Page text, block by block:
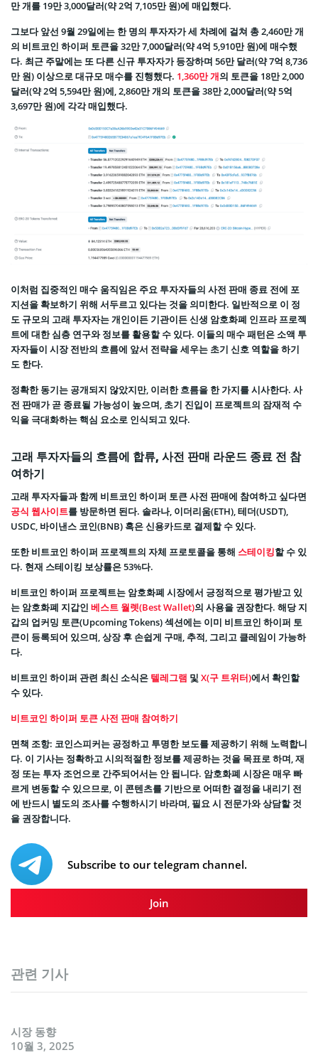
만 개를 19만 3,000달러(약 2억 7,105만 원)에 매입했다.
그보다 앞선 9월 29일에는 한 명의 투자자가 세 차례에 걸쳐 총 2,460만 개
의 비트코인 하이퍼 토큰을 32만 7,000달러(약 4억 5,910만 원)에 매수했
다. 최근 주말에는 또 다른 신규 투자자가 등장하며 56만 달러(약 7억 8,736
만 원) 이상으로 대규모 매수를 진행했다. 1,360만 개의 토큰을 18만 2,000
달러(약 2억 5,594만 원)에, 2,860만 개의 토큰을 38만 2,000달러(약 5억
3,697만 원)에 각각 매입했다.
이처럼 집중적인 매수 움직임은 주요 투자자들의 사전 판매 종료 전에 포
지션을 확보하기 위해 서두르고 있다는 것을 의미한다. 일반적으로 이 정
도 규모의 고래 투자자는 개인이든 기관이든 신생 암호화폐 인프라 프로젝
트에 대한 심층 연구와 정보를 활용할 수 있다. 이들의 매수 패턴은 소액 투
자자들이 시장 전반의 흐름에 앞서 전략을 세우는 초기 신호 역할을 하기
도 한다.
정확한 동기는 공개되지 않았지만, 이러한 흐름을 한 가지를 시사한다. 사
전 판매가 곧 종료될 가능성이 높으며, 초기 진입이 프로젝트의 잠재적 수
익을 극대화하는 핵심 요소로 인식되고 있다.
고래 투자자들의 흐름에 합류, 사전 판매 라운드 종료 전 참
여하기
고래 투자자들과 함께 비트코인 하이퍼 토큰 사전 판매에 참여하고 싶다면
공식 웹사이트를 방문하면 된다. 솔라나, 이더리움(ETH), 테더(USDT),
USDC, 바이낸스 코인(BNB) 혹은 신용카드로 결제할 수 있다.
또한 비트코인 하이퍼 프로젝트의 자체 프로토콜을 통해 스테이킹할 수 있
다. 현재 스테이킹 보상률은 53%다.
비트코인 하이퍼 프로젝트는 암호화폐 시장에서 긍정적으로 평가받고 있
는 암호화폐 지갑인 베스트 월렛(Best Wallet)의 사용을 권장한다. 해당 지
갑의 업커밍 토큰(Upcoming Tokens) 섹션에는 이미 비트코인 하이퍼 토
큰이 등록되어 있으며, 상장 후 손쉽게 구매, 추적, 그리고 클레임이 가능하
다.
비트코인 하이퍼 관련 최신 소식은 텔레그램 및 X(구 트위터)에서 확인할
수 있다.
비트코인 하이퍼 토큰 사전 판매 참여하기
면책 조항: 코인스피커는 공정하고 투명한 보도를 제공하기 위해 노력합니
다. 이 기사는 정확하고 시의적절한 정보를 제공하는 것을 목표로 하며, 재
정 또는 투자 조언으로 간주되어서는 안 됩니다. 암호화폐 시장은 매우 빠
르게 변동할 수 있으므로, 이 콘텐츠를 기반으로 어떠한 결정을 내리기 전
에 반드시 별도의 조사를 수행하시기 바라며, 필요 시 전문가와 상담할 것
을 권장합니다.
Subscribe to our telegram channel.
Join
관련 기사
시장 동향
10월 3, 2025